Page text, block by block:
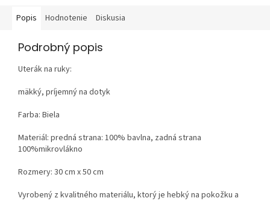
Popis Hodnotenie Diskusia
Podrobný popis
Uterák na ruky:
mäkký, príjemný na dotyk
Farba: Biela
Materiál: predná strana: 100% bavlna, zadná strana
100%mikrovlákno
Rozmery: 30 cm x 50 cm
Vyrobený z kvalitného materiálu, ktorý je hebký na pokožku a